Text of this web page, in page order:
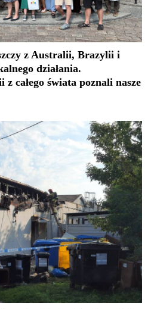
z Australii, Brazylii i
działania.
całego świata poznali nasze